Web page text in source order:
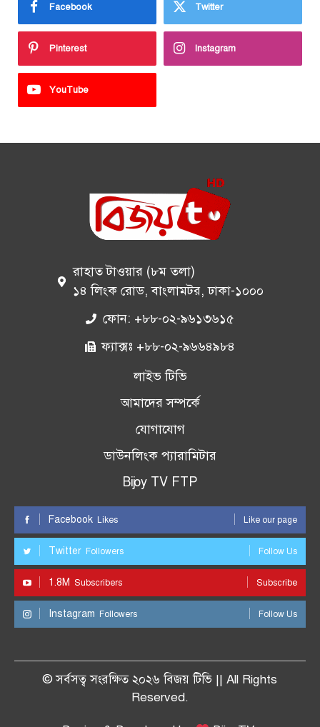
Facebook Twitter
Pinterest Instagram
YouTube
রাহাত টাওয়ার (৮ম তলা)
১৪ লিংক রোড, বাংলামটর, ঢাকা-১০০০
ফোন: +৮৮-০২-৯৬১৩৬১৫
ফ্যাক্সঃ +৮৮-০২-৯৬৬৪৯৮৪
লাইভ টিভি
আমাদের সম্পর্কে
যোগাযোগ
ডাউনলিংক প্যারামিটার
Bijoy TV FTP
Facebook Likes Like our page
Twitter Followers Follow Us
1.8M Subscribers Subscribe
Instagram Followers Follow Us
© সর্বসত্ব সংরক্ষিত ২০২৬ বিজয় টিভি || All Rights
Reserved.